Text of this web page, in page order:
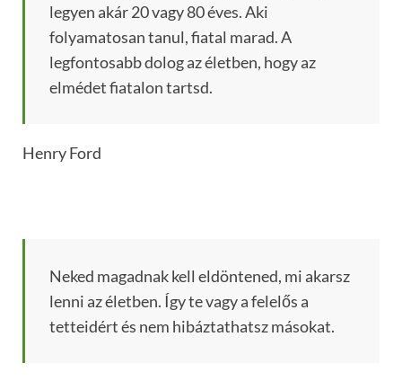
legyen akár 20 vagy 80 éves. Aki
folyamatosan tanul, fiatal marad. A
legfontosabb dolog az életben, hogy az
elmédet fiatalon tartsd.
Henry Ford
Neked magadnak kell eldöntened, mi akarsz
lenni az életben. Így te vagy a felelős a
tetteidért és nem hibáztathatsz másokat.